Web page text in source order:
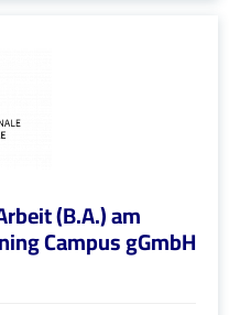
(B.A.) am
Campus gGmbH